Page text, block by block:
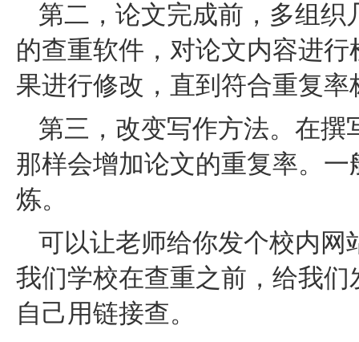
第二，论文完成前，多组
的查重软件，对论文内容进
果进行修改，直到符合重复率
第三，改变写作方法。在
那样会增加论文的重复率。
炼。
可以让老师给你发个校内网
我们学校在查重之前，给我
自己用链接查。